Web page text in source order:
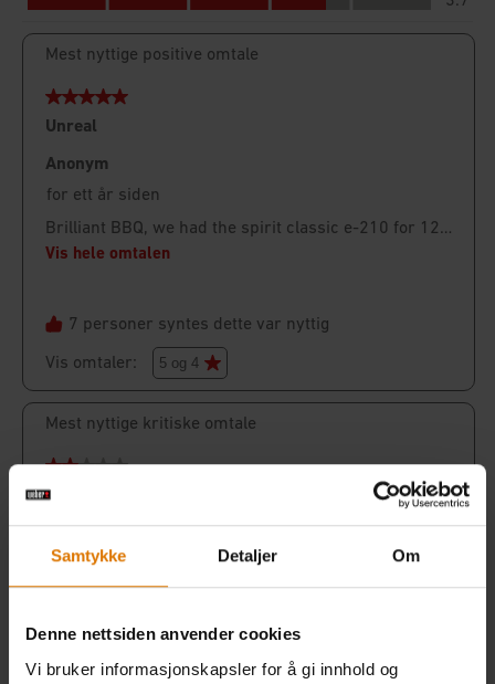
Samtykke Detaljer Om
Denne nettsiden anvender cookies
Vi bruker informasjonskapsler for å gi innhold og